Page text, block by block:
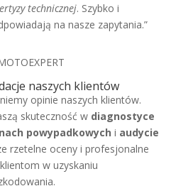
technicznej. Szybko i
na nasze zapytania.”
naszych klientów
opinie naszych klientów.
skuteczność w diagnostyce
powypadkowych i audycie
rzetelne oceny i profesjonalne
w uzyskaniu